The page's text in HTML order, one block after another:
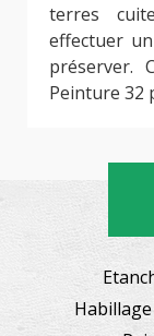
terres
effectuer
préserver.
Peinture 32